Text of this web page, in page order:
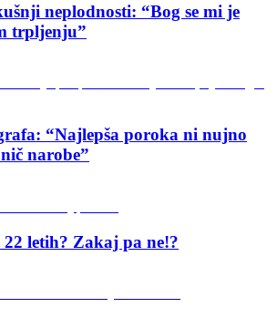
neplodnosti: “Bog se mi je
trpljenju”
“Najlepša poroka ni nujno
narobe”
letih? Zakaj pa ne!?